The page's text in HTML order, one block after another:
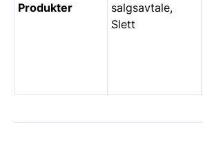
Produkter
salgsavtale,
Slett